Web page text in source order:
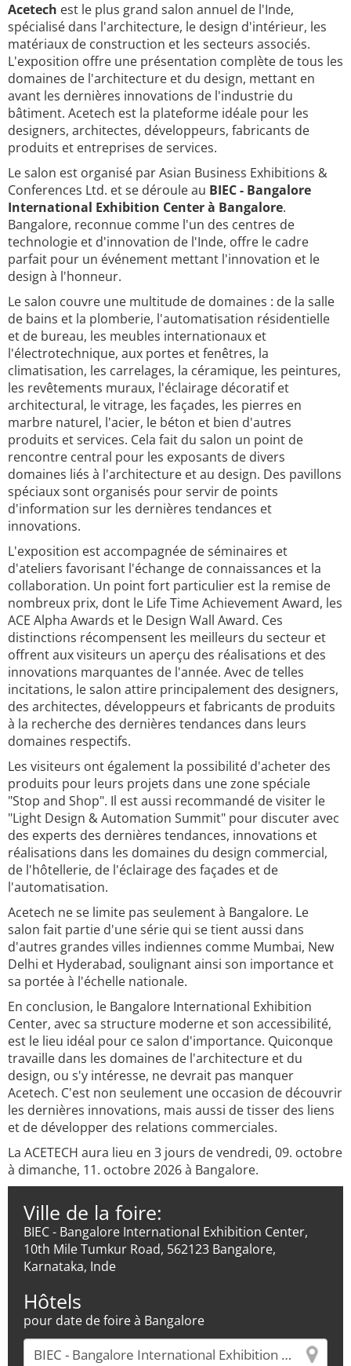
Acetech est le plus grand salon annuel de l'Inde,
spécialisé dans l'architecture, le design d'intérieur, les
matériaux de construction et les secteurs associés.
L'exposition offre une présentation complète de tous les
domaines de l'architecture et du design, mettant en
avant les dernières innovations de l'industrie du
bâtiment. Acetech est la plateforme idéale pour les
designers, architectes, développeurs, fabricants de
produits et entreprises de services.
Le salon est organisé par Asian Business Exhibitions &
Conferences Ltd. et se déroule au BIEC - Bangalore
International Exhibition Center à Bangalore.
Bangalore, reconnue comme l'un des centres de
technologie et d'innovation de l'Inde, offre le cadre
parfait pour un événement mettant l'innovation et le
design à l'honneur.
Le salon couvre une multitude de domaines : de la salle
de bains et la plomberie, l'automatisation résidentielle
et de bureau, les meubles internationaux et
l'électrotechnique, aux portes et fenêtres, la
climatisation, les carrelages, la céramique, les peintures,
les revêtements muraux, l'éclairage décoratif et
architectural, le vitrage, les façades, les pierres en
marbre naturel, l'acier, le béton et bien d'autres
produits et services. Cela fait du salon un point de
rencontre central pour les exposants de divers
domaines liés à l'architecture et au design. Des pavillons
spéciaux sont organisés pour servir de points
d'information sur les dernières tendances et
innovations.
L'exposition est accompagnée de séminaires et
d'ateliers favorisant l'échange de connaissances et la
collaboration. Un point fort particulier est la remise de
nombreux prix, dont le Life Time Achievement Award, les
ACE Alpha Awards et le Design Wall Award. Ces
distinctions récompensent les meilleurs du secteur et
offrent aux visiteurs un aperçu des réalisations et des
innovations marquantes de l'année. Avec de telles
incitations, le salon attire principalement des designers,
des architectes, développeurs et fabricants de produits
à la recherche des dernières tendances dans leurs
domaines respectifs.
Les visiteurs ont également la possibilité d'acheter des
produits pour leurs projets dans une zone spéciale
"Stop and Shop". Il est aussi recommandé de visiter le
"Light Design & Automation Summit" pour discuter avec
des experts des dernières tendances, innovations et
réalisations dans les domaines du design commercial,
de l'hôtellerie, de l'éclairage des façades et de
l'automatisation.
Acetech ne se limite pas seulement à Bangalore. Le
salon fait partie d'une série qui se tient aussi dans
d'autres grandes villes indiennes comme Mumbai, New
Delhi et Hyderabad, soulignant ainsi son importance et
sa portée à l'échelle nationale.
En conclusion, le Bangalore International Exhibition
Center, avec sa structure moderne et son accessibilité,
est le lieu idéal pour ce salon d'importance. Quiconque
travaille dans les domaines de l'architecture et du
design, ou s'y intéresse, ne devrait pas manquer
Acetech. C'est non seulement une occasion de découvrir
les dernières innovations, mais aussi de tisser des liens
et de développer des relations commerciales.
La ACETECH aura lieu en 3 jours de vendredi, 09. octobre
à dimanche, 11. octobre 2026 à Bangalore.
Ville de la foire:
BIEC - Bangalore International Exhibition Center,
10th Mile Tumkur Road, 562123 Bangalore,
Karnataka, Inde
Hôtels
pour date de foire à Bangalore